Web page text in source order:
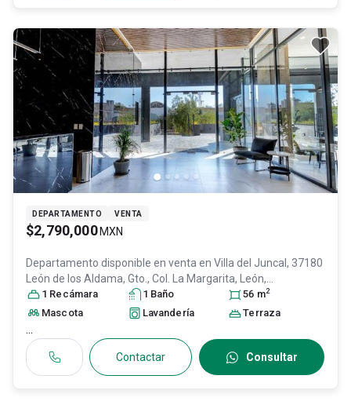
DEPARTAMENTO VENTA
$2,790,000 MXN
Departamento disponible en venta en Villa del Juncal, 37180
León de los Aldama, Gto., Col. La Margarita,
León,
Guanajuato, México , C.P. 37180 30884694
1 Recámara 1 Baño 56 m2
Mascota Lavandería Terraza
...
Contactar Consultar